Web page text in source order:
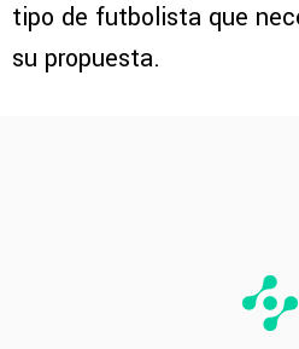
tipo de futbolista que
su propuesta.